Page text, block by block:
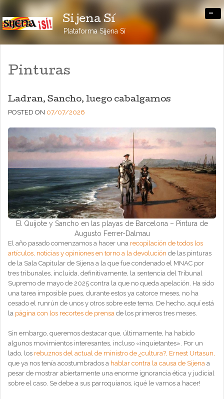
Sijena Sí
Plataforma Sijena Sí
-
Pinturas
Ladran, Sancho, luego cabalgamos
POSTED ON 07/07/2026
El Quijote y Sancho en las playas de Barcelona – Pintura de
Augusto Ferrer-Dalmau
El año pasado comenzamos a hacer una recopilación de todos los
artículos, noticias y opiniones en torno a la devolución de las pinturas
de la Sala Capitular de Sijena a la que fue condenado el MNAC por
tres tribunales, incluida, definitivamente, la sentencia del Tribunal
Supremo de mayo de 2025 contra la que no queda apelación. Ha sido
una tarea imposible pues, durante estos ya catorce meses, no ha
cesado el runrún de unos y otros sobre este tema. De hecho, aquí está
la página con los recortes de prensa de los primeros tres meses.
Sin embargo, queremos destacar que, últimamente, ha habido
algunos movimientos interesantes, incluso «inquietantes». Por un
lado, los rebuznos del actual de ministro de ¿cultura?, Ernest Urtasun,
que ya nos tenía acostumbrados a hablar contra la causa de Sijena a
pesar de mostrar abiertamente una enorme ignorancia ética y judicial
sobre el caso. Se debe a sus parroquianos, ¡qué le vamos a hacer!